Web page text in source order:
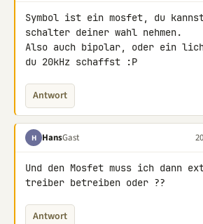
Symbol ist ein mosfet, du
schalter deiner wahl nehmen.
Also auch bipolar, oder ein
du 20kHz schaffst :P
Antwort
H HansGast
Und den Mosfet muss ich dann
treiber betreiben oder ??
Antwort